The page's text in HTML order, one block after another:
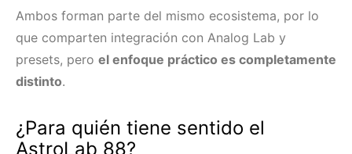
Ambos forman parte del mismo ecosistema, por lo
que comparten integración con Analog Lab y
presets, pero el enfoque práctico es completamente
distinto.
¿Para quién tiene sentido el
AstroLab 88?